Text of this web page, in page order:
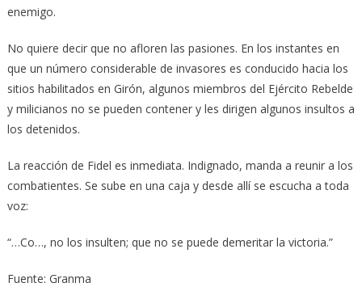
enemigo.
No quiere decir que no afloren las pasiones. En los instantes en
que un número considerable de invasores es conducido hacia los
sitios habilitados en Girón, algunos miembros del Ejército Rebelde
y milicianos no se pueden contener y les dirigen algunos insultos a
los detenidos.
La reacción de Fidel es inmediata. Indignado, manda a reunir a los
combatientes. Se sube en una caja y desde allí se escucha a toda
voz:
“…Co…, no los insulten; que no se puede demeritar la victoria.”
Fuente: Granma